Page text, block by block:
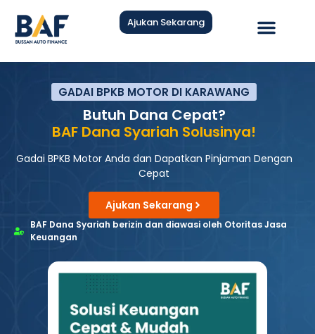
Ajukan Sekarang
GADAI BPKB MOTOR DI KARAWANG
Butuh Dana Cepat?
BAF Dana Syariah Solusinya!
Gadai BPKB Motor Anda dan Dapatkan Pinjaman Dengan
Cepat
Ajukan Sekarang
BAF Dana Syariah berizin dan diawasi oleh Otoritas Jasa
Keuangan